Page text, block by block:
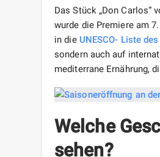
Das Stück „Don Carlos“
wurde die Premiere am
in die UNESCO- Liste des
sondern auch auf
mediterrane Ernährung,
Welche
sehen?